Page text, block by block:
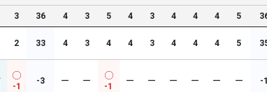
3 36 4 3 5 4 3 4 4 4 5
2 33 4 3 4 4 3 4 4 4 5
-1
-3 ー ー
-1
ー ー ー ー ー ー -